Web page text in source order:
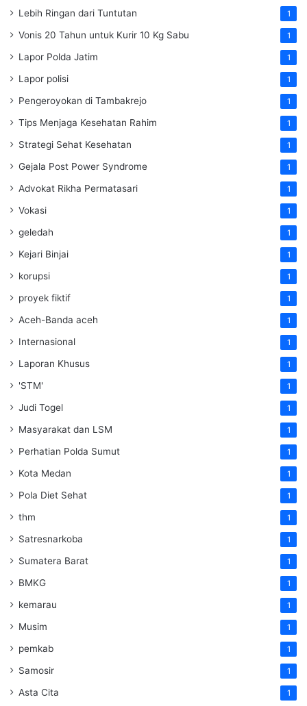
Lebih Ringan dari Tuntutan 1
Vonis 20 Tahun untuk Kurir 10 Kg Sabu 1
Lapor Polda Jatim 1
Lapor polisi 1
Pengeroyokan di Tambakrejo 1
Tips Menjaga Kesehatan Rahim 1
Strategi Sehat Kesehatan 1
Gejala Post Power Syndrome 1
Advokat Rikha Permatasari 1
Vokasi 1
geledah 1
Kejari Binjai 1
korupsi 1
proyek fiktif 1
Aceh-Banda aceh 1
Internasional 1
Laporan Khusus 1
'STM' 1
Judi Togel 1
Masyarakat dan LSM 1
Perhatian Polda Sumut 1
Kota Medan 1
Pola Diet Sehat 1
thm 1
Satresnarkoba 1
Sumatera Barat 1
BMKG 1
kemarau 1
Musim 1
pemkab 1
Samosir 1
Asta Cita 1